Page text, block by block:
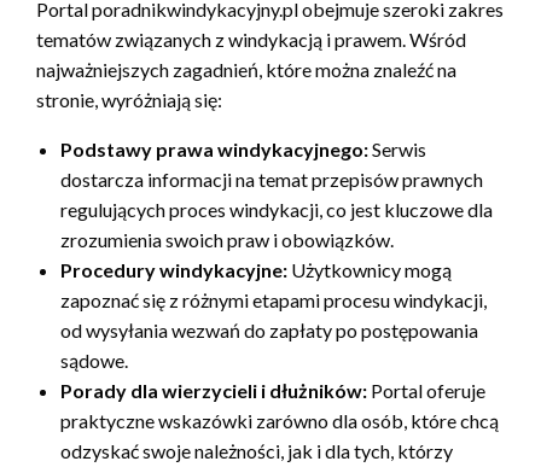
Portal poradnikwindykacyjny.pl obejmuje szeroki zakres
tematów związanych z windykacją i prawem. Wśród
najważniejszych zagadnień, które można znaleźć na
stronie, wyróżniają się:
Podstawy prawa windykacyjnego:Serwis
dostarcza informacji na temat przepisów prawnych
regulujących proces windykacji, co jest kluczowe dla
zrozumienia swoich praw i obowiązków.
Procedury windykacyjne: Użytkownicy mogą
zapoznać się z różnymi etapami procesu windykacji,
od wysyłania wezwań do zapłaty po postępowania
sądowe.
Porady dla wierzycieli i dłużników: Portal oferuje
praktyczne wskazówki zarówno dla osób, które chcą
odzyskać swoje należności, jak i dla tych, którzy